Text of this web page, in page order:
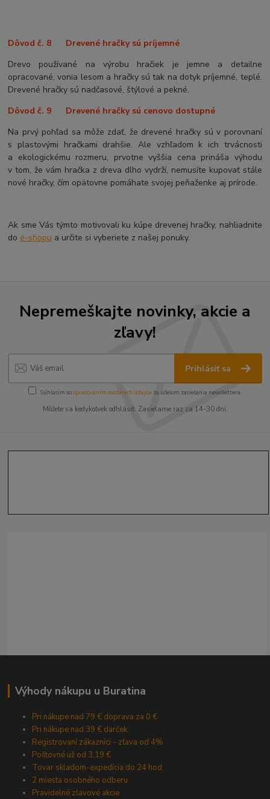
Dôvod č. 8 Drevené hračky sú príjemné
Drevo používané na výrobu hračiek je jemne a detailne
opracované, vonia lesom a hračky sú tak na dotyk príjemné, teplé.
Drevené hračky sú nadčasové, štýlové a pekné.
Dôvod č. 9 Drevené hračky sú cenovo dostupné
Na prvý pohľad sa môže zdať, že drevené hračky sú v porovnaní
s plastovými hračkami drahšie. Ale vzhľadom k ich trvácnosti
a ekologickému rozmeru, prvotne vyššia cena prináša výhodu
v tom, že vám hračka z dreva dlho vydrží, nemusíte kupovať stále
nové hračky, čím opätovne pomáhate svojej peňaženke aj prírode.
Ak sme Vás týmto motivovali ku kúpe drevenej hračky, nahliadnite
do e-shopu a určite si vyberiete z našej ponuky.
Nepremeškajte novinky, akcie a
zľavy!
Prihlásiť sa
Súhlasím sospracovaním osobných údajov za účelom zasielania newslettera.
Môžete sa kedykoľvek odhlásiť. Zasielame raz za 14-30 dní.
Výhody nákupu u Buratina
Pri nákupe nad 79 € doprava za 0 €
Pri nákupe nad 39 € darček
Registrovaní zákazníci - zľava od 4%
Poštovné už od 3,19 €
Tovar skladom-expedícia do 24 hod.
2 miesta osobného odberu
Pravidelné zľavové akcie